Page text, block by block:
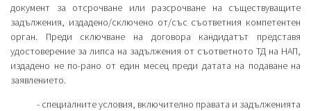
документ за отсрочване или разсрочване на съществуващите
задължения, издадено/сключено от/със съответния компетентен
орган. Преди сключване на договора кандидатът представя
удостоверение за липса на задължения от съответното ТД на НАП,
издадено не по-рано от един месец преди датата на подаване на
заявлението.
- специалните условия, включително правата и задълженията